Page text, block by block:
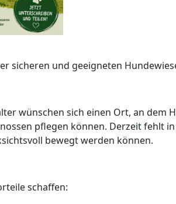
sicheren und geeigneten
wünschen sich einen Ort, an dem
pflegen können. Derzeit fehlt
bewegt werden können.
schaffen: